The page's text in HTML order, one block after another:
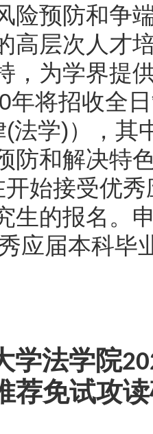
险预防和争
高层次人才
，为学界提
年将招收全
(法学)），
防和解决特
开始接受优
生的报名。
应届本科毕
学法学院
荐免试攻